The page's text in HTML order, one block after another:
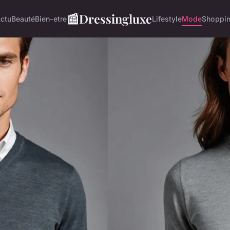
BeautéBien-etre📰DressingluxeLifestyleMode